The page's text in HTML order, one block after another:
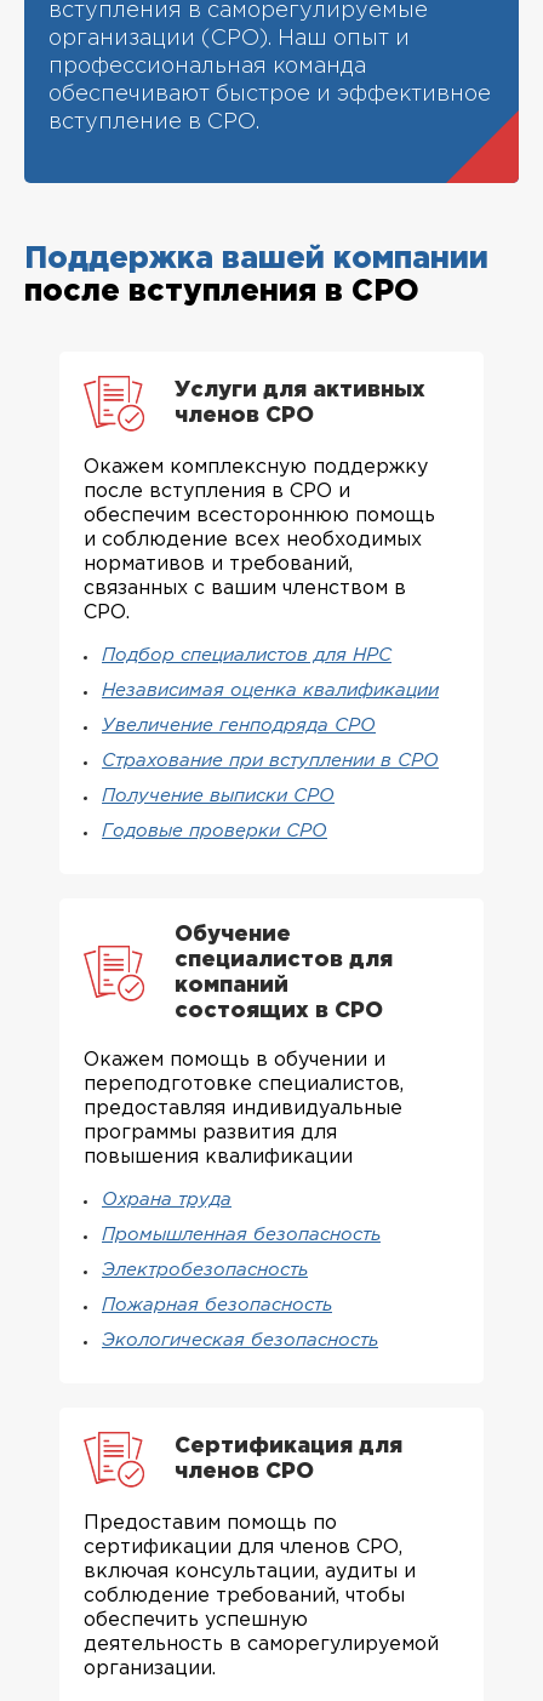
вступления в саморегулируемые
организации (СРО). Наш опыт и
профессиональная команда
обеспечивают быстрое и эффективное
вступление в СРО.
Поддержка вашей компании
после вступления в СРО
Услуги для активных
членов СРО
Окажем комплексную поддержку
после вступления в СРО и
обеспечим всестороннюю помощь
и соблюдение всех необходимых
нормативов и требований,
связанных с вашим членством в
СРО.
Подбор специалистов для НРС
Независимая оценка квалификации
Увеличение генподряда СРО
Страхование при вступлении в СРО
Получение выписки СРО
Годовые проверки СРО
Обучение
специалистов для
компаний
состоящих в СРО
Окажем помощь в обучении и
переподготовке специалистов,
предоставляя индивидуальные
программы развития для
повышения квалификации
Охрана труда
Промышленная безопасность
Электробезопасность
Пожарная безопасность
Экологическая безопасность
Сертификация для
членов СРО
Предоставим помощь по
сертификации для членов СРО,
включая консультации, аудиты и
соблюдение требований, чтобы
обеспечить успешную
деятельность в саморегулируемой
организации.